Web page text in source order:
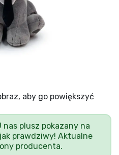
aby go powiększyć
plusz pokazany na
prawdziwy! Aktualne
producenta.